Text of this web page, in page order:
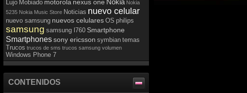
Lujo Mobiado motorola nexus one Nokia Nokia
5235 Nokia Music Store Noticias nuevo celular
nuevo samsung nuevos celulares OS philips
samsung samsung l760 Smartphone
Smartphonessony ericsson symbian temas
Trucos trucos de sms trucos samsung volumen
Windows Phone 7
CONTENIDOS